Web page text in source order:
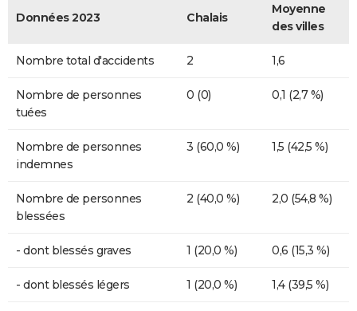
Données 2023 Chalais
Moyenne
des villes
Nombre total d'accidents 2 1,6
Nombre de personnes
tuées
0 (0) 0,1 (2,7 %)
Nombre de personnes
indemnes
3 (60,0 %) 1,5 (42,5 %)
Nombre de personnes
blessées
2 (40,0 %) 2,0 (54,8 %)
- dont blessés graves 1 (20,0 %) 0,6 (15,3 %)
- dont blessés légers 1 (20,0 %) 1,4 (39,5 %)